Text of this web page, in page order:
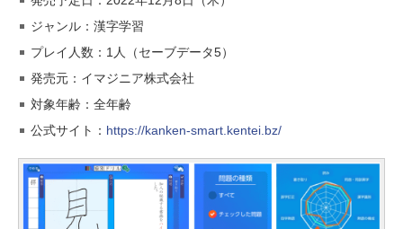
ジャンル：漢字学習
プレイ人数：1人（セーブデータ5）
発売元：イマジニア株式会社
対象年齢：全年齢
公式サイト： https://kanken-smart.kentei.bz/